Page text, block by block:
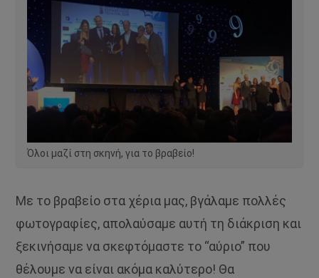
Όλοι μαζί στη σκηνή, για το βραβείο!
Με το βραβείο στα χέρια μας, βγάλαμε πολλές
φωτογραφίες, απολαύσαμε αυτή τη διάκριση και
ξεκινήσαμε να σκεφτόμαστε το “αύριο” που
θέλουμε να είναι ακόμα καλύτερο! Θα